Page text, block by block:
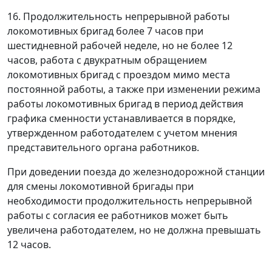
16. Продолжительность непрерывной работы
локомотивных бригад более 7 часов при
шестидневной рабочей неделе, но не более 12
часов, работа с двукратным обращением
локомотивных бригад с проездом мимо места
постоянной работы, а также при изменении режима
работы локомотивных бригад в период действия
графика сменности устанавливается в порядке,
утвержденном работодателем с учетом мнения
представительного органа работников.
При доведении поезда до железнодорожной станции
для смены локомотивной бригады при
необходимости продолжительность непрерывной
работы с согласия ее работников может быть
увеличена работодателем, но не должна превышать
12 часов.